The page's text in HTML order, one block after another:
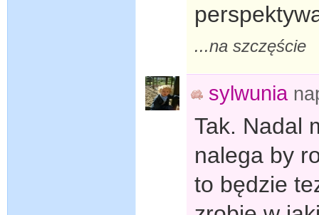
...na szczęście
sylwunia
Tak. Nadal
nalega by
to będzie